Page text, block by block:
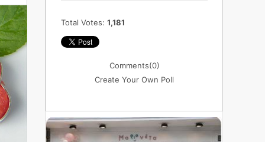
Total Votes: 1,181
Comments(0)
Create Your Own Poll